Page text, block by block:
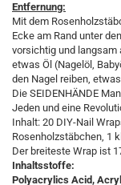
Entfernung:
Mit dem
Ecke am Rand unter
vorsichtig und langsam
etwas Öl (Nagelöl,
den Nagel reiben,
Die SEIDENHÄNDE
Jeden und eine
Inhalt: 20 DIY-Nail
Rosenholzstäbchen, 1
Der breiteste Wrap ist
Inhaltsstoffe:
Polyacrylics Acid,